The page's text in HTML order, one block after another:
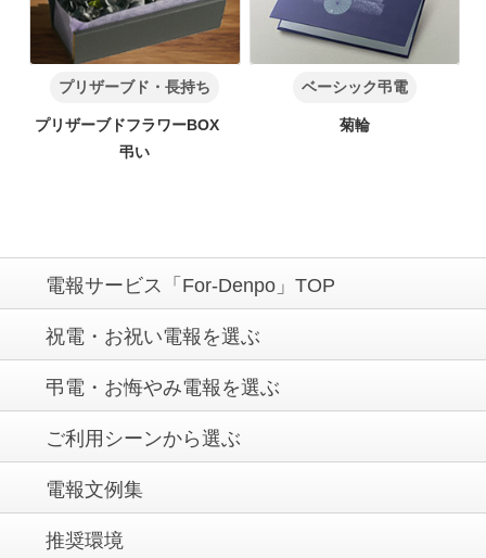
プリザーブド・長持ち
プリザーブドフラワーBOX
弔い
ベーシック弔電
菊輪
電報サービス「For-Denpo」TOP
祝電・お祝い電報を選ぶ
弔電・お悔やみ電報を選ぶ
ご利用シーンから選ぶ
電報文例集
推奨環境